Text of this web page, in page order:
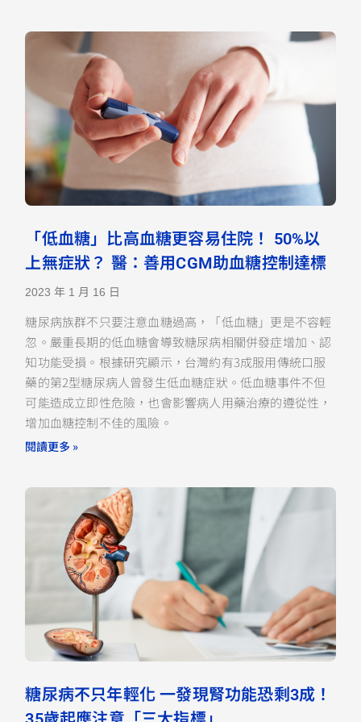
「低血糖」比高血糖更容易住院！ 50%以
上無症狀？ 醫：善用CGM助血糖控制達標
2023 年 1 月 16 日
糖尿病族群不只要注意血糖過高，「低血糖」更是不容輕
忽。嚴重長期的低血糖會導致糖尿病相關併發症增加、認
知功能受損。根據研究顯示，台灣約有3成服用傳統口服
藥的第2型糖尿病人曾發生低血糖症狀。低血糖事件不但
可能造成立即性危險，也會影響病人用藥治療的遵從性，
增加血糖控制不佳的風險。
閱讀更多 »
糖尿病不只年輕化 一發現腎功能恐剩3成！